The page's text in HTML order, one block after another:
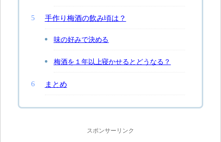
手作り梅酒の飲み頃は？
味の好みで決める
梅酒を１年以上寝かせるとどうなる？
まとめ
スポンサーリンク